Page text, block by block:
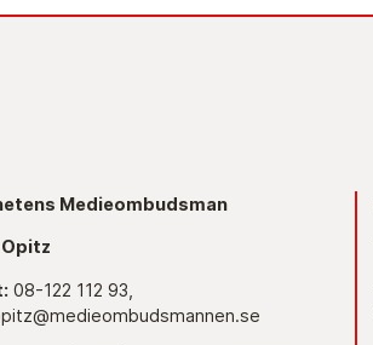
Medieombudsman
08-122 112 93,